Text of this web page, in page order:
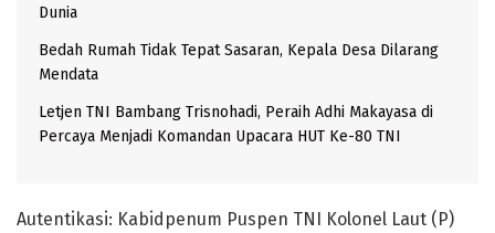
Dunia
Bedah Rumah Tidak Tepat Sasaran, Kepala Desa Dilarang
Mendata
Letjen TNI Bambang Trisnohadi, Peraih Adhi Makayasa di
Percaya Menjadi Komandan Upacara HUT Ke-80 TNI
Autentikasi: Kabidpenum Puspen TNI Kolonel Laut (P)